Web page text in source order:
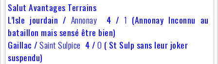
Salut Avantages Terrains
L’Isle jourdain / Annonay 4 / 1 (Annonay Inconnu au
bataillon mais sensé être bien)
Gaillac /Saint Sulpice 4 /0 ( St Sulp sans leur joker
suspendu)